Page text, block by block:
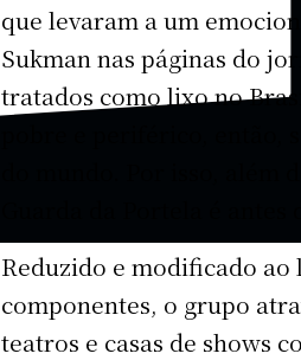
que levaram a um
Sukman nas páginas do
tratados como lixo no
Reduzido e modificado
componentes, o grupo
teatros e casas de shows